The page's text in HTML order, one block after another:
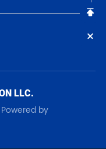
LLC.
Powered by